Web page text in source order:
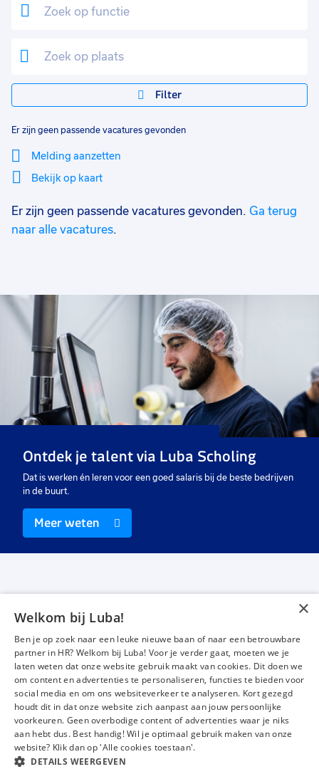
Filter
Er zijn geen passende vacatures gevonden
Melding aanzetten
Bekijk op kaart
Sluiten
Er zijn geen passende vacatures gevonden. Ga terug
naar alle vacatures.
Ontdek je talent via Luba Scholing
Dat is werken én leren voor een goed salaris bij de beste bedrijven
in de buurt.
Meer weten
Werken bij Luba
Voor werkgevers
Mijn Luba
Contact
InstagramFacebookLinkedIn YouTube
×
Welkom bij Luba!
Ben je op zoek naar een leuke nieuwe baan of naar een betrouwbare
partner in HR? Welkom bij Luba! Voor je verder gaat, moeten we je
laten weten dat onze website gebruik maakt van cookies. Dit doen we
om content en advertenties te personaliseren, functies te bieden voor
social media en om ons websiteverkeer te analyseren. Kort gezegd
houdt dit in dat onze website zich aanpast aan jouw persoonlijke
voorkeuren. Geen overbodige content of advertenties waar je niks
aan hebt dus. Best handig! Wil je optimaal gebruik maken van onze
website? Klik dan op 'Alle cookies toestaan'.
DETAILS WEERGEVEN